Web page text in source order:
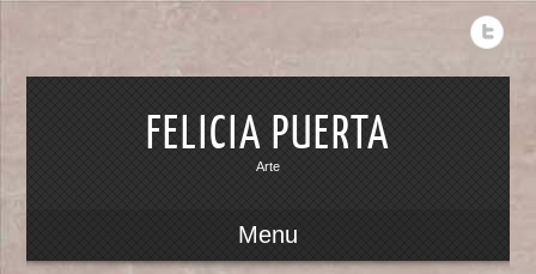
FELICIA PUERTA
Arte
Menu